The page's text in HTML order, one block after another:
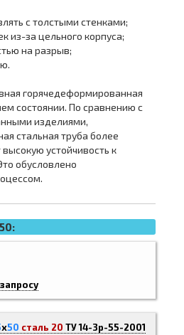
с толстыми стенками;
из-за цельного корпуса;
на разрыв;
горячедеформированная
состоянии. По сравнению с
изделиями,
стальная труба более
устойчивость к
обусловлено
х50 сталь 20 ТУ 14-3р-55-2001